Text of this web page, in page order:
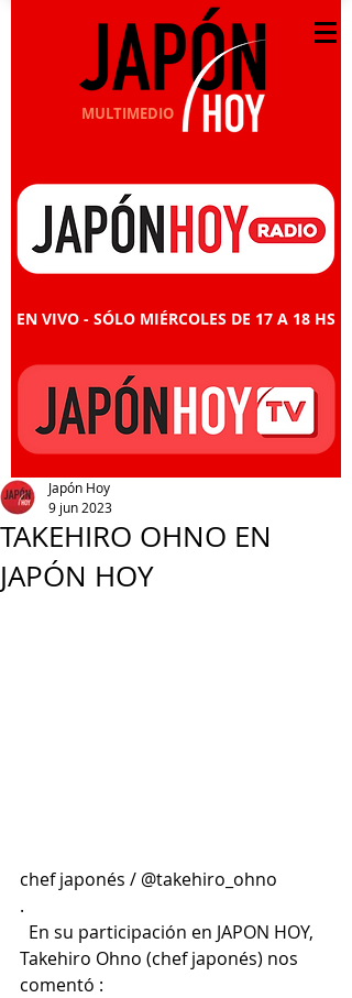
MULTIMEDIO
EN VIVO - SÓLO MIÉRCOLES DE 17 A 18 HS
TAKEHIRO OHNO EN
JAPÓN HOY
Japón Hoy
9 jun 2023
chef japonés / @takehiro_ohno
.
Takehiro Ohno (chef japonés) nos
comentó :